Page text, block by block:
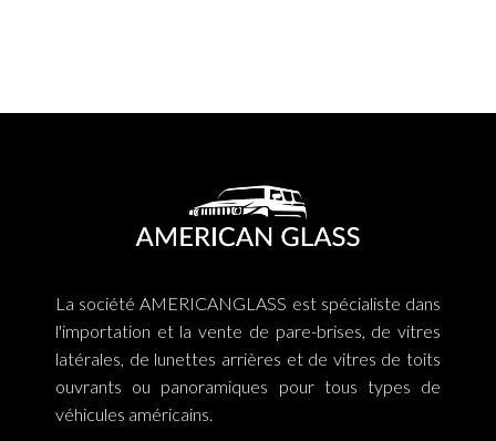
La société AMERICANGLASS est spécialiste dans
l'importation et la vente de pare-brises, de vitres
latérales, de lunettes arrières et de vitres de toits
ouvrants ou panoramiques pour tous types de
véhicules américains.